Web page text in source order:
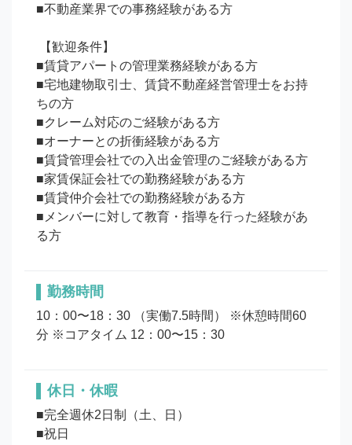
■不動産業界での事務経験がある方
■賃貸アパートの管理業務経験がある方
■宅地建物取引士、賃貸不動産経営管理士をお持
ちの方
■クレーム対応のご経験がある方
■オーナーとの折衝経験がある方
■賃貸管理会社での入出金管理のご経験がある方
■家賃保証会社での勤務経験がある方
■賃貸仲介会社での勤務経験がある方
■メンバーに対して教育・指導を行った経験があ
勤務時間
10：00〜18：30 （実働7.5時間） ※休憩時間60
分 ※コアタイム 12：00〜15：30
休日・休暇
■完全週休2日制（土、日）
■祝日